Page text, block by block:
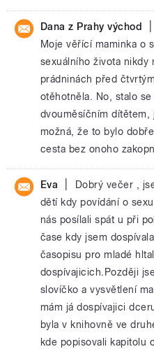
Dana z Prahy východ
Moje věřící maminka o
sexuálního života nikdy
prádninách před
otěhotněla. No, stalo
dvouměsíčním dítětem,
možná, že to bylo
cesta bez onoho
Eva
Dobrý večer ,
dětí kdy povídání o
nás posílali spát u při
čase kdy jsem
časopisu pro mladé
dospívajicich.Později
slovíčko a vysvětlení
mám já dospívajici
byla v knihovně ve
kde popisovali kapitolu